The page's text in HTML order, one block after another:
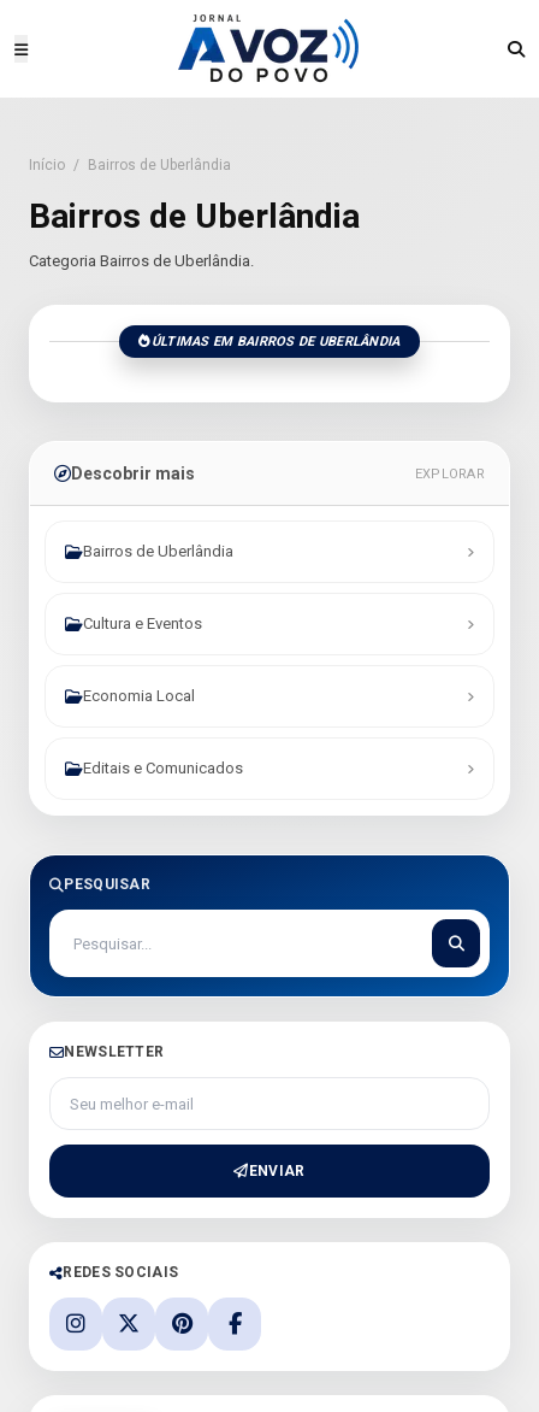
Início / Bairros de Uberlândia
Bairros de Uberlândia
Categoria Bairros de Uberlândia.
ÚLTIMAS EM BAIRROS DE UBERLÂNDIA
Descobrir mais EXPLORAR
Bairros de Uberlândia
Cultura e Eventos
Economia Local
Editais e Comunicados
PESQUISAR
NEWSLETTER
Seu melhor e-mail
ENVIAR
REDES SOCIAIS